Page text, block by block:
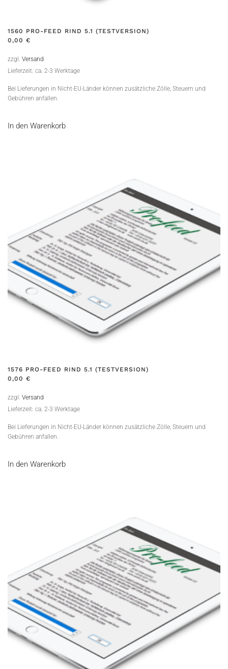
1560 PRO-FEED RIND 5.1 (TESTVERSION)
0,00 €
zzgl. Versand
Lieferzeit: ca. 2-3 Werktage
Bei Lieferungen in Nicht-EU-Länder können zusätzliche Zölle, Steuern und
Gebühren anfallen.
In den Warenkorb
1576 PRO-FEED RIND 5.1 (TESTVERSION)
0,00 €
zzgl. Versand
Lieferzeit: ca. 2-3 Werktage
Bei Lieferungen in Nicht-EU-Länder können zusätzliche Zölle, Steuern und
Gebühren anfallen.
In den Warenkorb